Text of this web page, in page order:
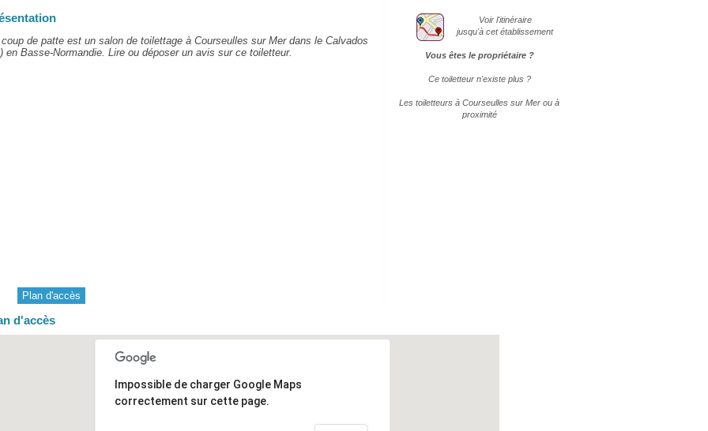
de patte est un salon de toilettage à Courseulles sur Mer dans le Calvados
en Basse-Normandie. Lire ou déposer un avis sur ce toiletteur.
Voir l'itinéraire
jusqu'à cet établissement
Vous êtes le propriétaire ?
Ce toiletteur n'existe plus ?
Les toiletteurs à Courseulles sur Mer ou à
proximité
Plan d'accès
d'accès
Impossible de charger Google Maps
correctement sur cette page.